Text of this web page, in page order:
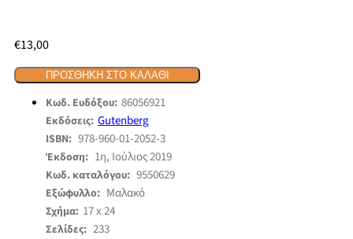
€13,00
ΠΡΟΣΘΉΚΗ ΣΤΟ ΚΑΛΆΘΙ
Κωδ. Ευδόξου: 86056921
Εκδόσεις: Gutenberg
ISBN: 978-960-01-2052-3
Έκδοση: 1η, Ιούλιος 2019
Κωδ. καταλόγου: 9550629
Εξώφυλλο: Μαλακό
Σχήμα: 17 x 24
Σελίδες: 233